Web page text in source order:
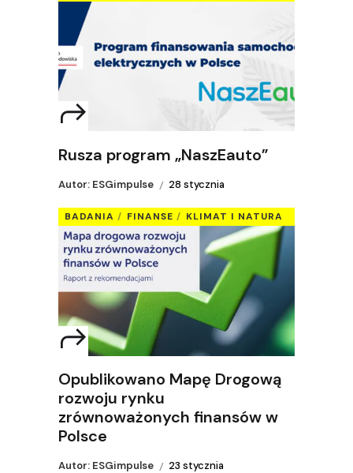
Rusza program „NaszEauto”
Autor: ESGimpulse 28 stycznia
BADANIA FINANSE KLIMAT I NATURA
Opublikowano Mapę Drogową
rozwoju rynku
zrównoważonych finansów w
Polsce
Autor: ESGimpulse 23 stycznia